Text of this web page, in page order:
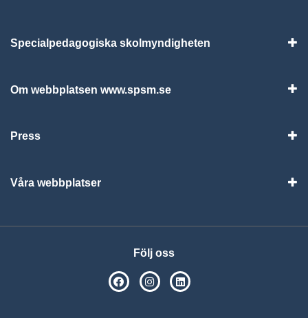
Specialpedagogiska skolmyndigheten
Om webbplatsen www.spsm.se
Press
Våra webbplatser
Följ oss
SPSM på Facebook
SPSM på Instagram